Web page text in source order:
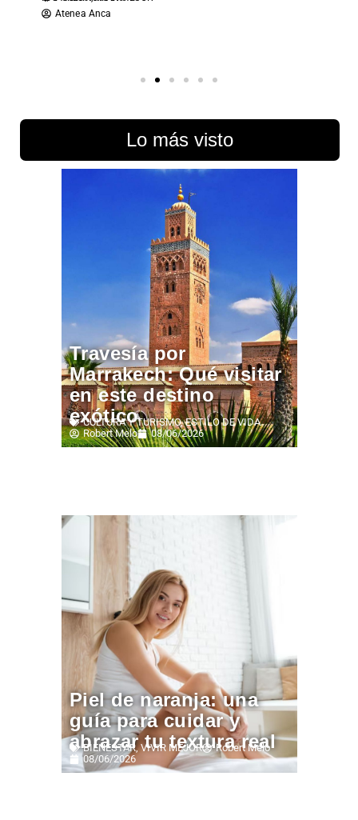
Atenea Anca
Lo más visto
Travesía por
Marrakech: Qué visitar
en este destino
exótico
CULTURA Y TURISMO,ESTILO DE VIDA
Robert Melo
08/06/2026
Piel de naranja: una
guía para cuidar y
abrazar tu textura real
BIENESTAR,VIVIR MEJOR
Robert Melo
08/06/2026